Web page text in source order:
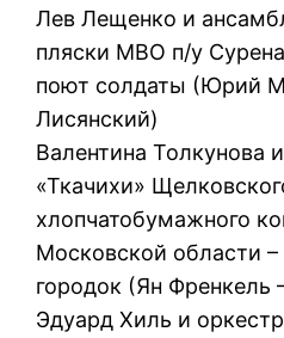
Лев Лещенко и
пляски МВО п/у
поют солдаты (Юрий
Лисянский)
Валентина Толкунова
«Ткачихи»
хлопчатобумажного
Московской области
городок (Ян Френкель
Эдуард Хиль и